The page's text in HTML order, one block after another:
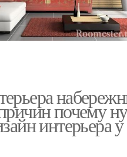
почему
интерьера